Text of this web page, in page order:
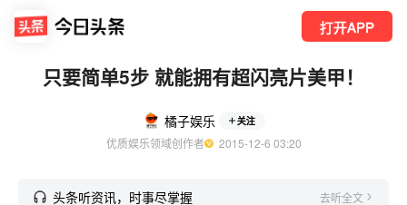
打开APP
只要简单5步 就能拥有超闪亮片美甲！
橘子娱乐 关注
优质娱乐领域创作者
  2015-12-6 03:20
头条听资讯，时事尽掌握 去听全文